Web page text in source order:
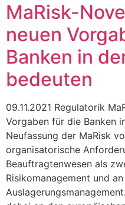
MaRisk-
neuen
Banken in
bedeuten
09.11.2021 Regulatorik
Vorgaben für die Banken
Neufassung der MaRisk
organisatorische
Beauftragtenwesen als
Risikomanagement und